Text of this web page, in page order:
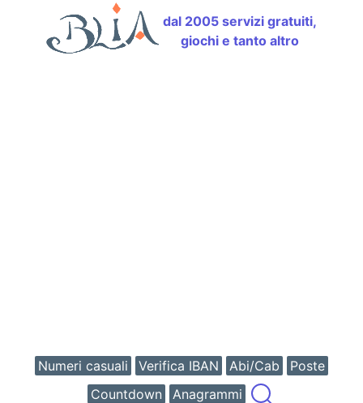
dal 2005 servizi gratuiti,
giochi e tanto altro
Numeri casuali Verifica IBAN Abi/Cab
Poste
Countdown
Anagrammi